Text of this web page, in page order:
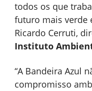
todos os que
futuro mais verde
Ricardo Cerruti,
Instituto
“A Bandeira Azul
compromisso